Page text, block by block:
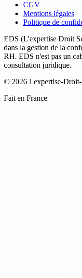
CGV
Mentions légales
Politique de
EDS (L'expertise Droit
dans la gestion de la
RH. EDS n'est pas un
consultation juridique.
© 2026 Lexpertise-
Fait en France